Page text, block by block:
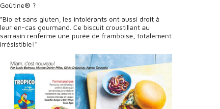
Goûtine® ?
"Bio et sans gluten, les intolérants ont aussi droit à
leur en-cas gourmand. Ce biscuit croustillant au
sarrasin renferme une purée de framboise, totalement
irrésistible!"